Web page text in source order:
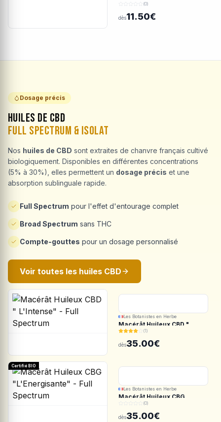
(0)
dès11.50€
Les Botanistes en Herbe
Macérât Huileux CBD "
L'Intense" - Full Spectrum
(1)
dès35.00€
Certifié BIO
Les Botanistes en Herbe
Macérât Huileux CBG
"L'Energisante" - Full
Spectrum
(0)
dès35.00€
Dosage précis
Huiles de CBD
Full Spectrum & Isolat
Nos huiles de CBD sont extraites de chanvre français cultivé
biologiquement. Disponibles en différentes concentrations
(5% à 30%), elles permettent un dosage précis et une
absorption sublinguale rapide.
Full Spectrum pour l'effet d'entourage complet
Broad Spectrum sans THC
Compte-gouttes pour un dosage personnalisé
Voir toutes les huiles CBD